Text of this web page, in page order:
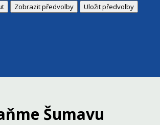
Zobrazit předvolby Uložit předvolby
Šumavu